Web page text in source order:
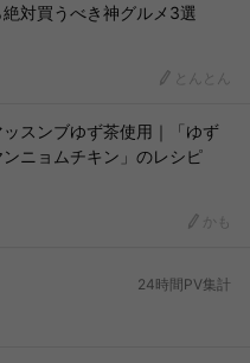
対買うべき神グルメ3選
とんとん
ッスンブゆず茶使用｜「ゆず
ニョムチキン」のレシピ
かも
24時間PV集計